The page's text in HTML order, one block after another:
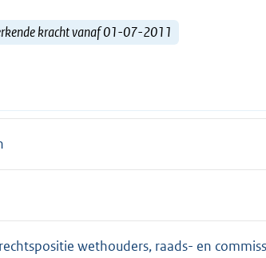
kracht vanaf 01-07-2011
wethouders, raads- en